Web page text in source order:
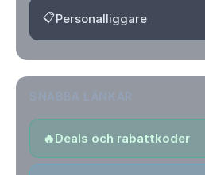
📋Personalliggare
🔥Deals och rabattkoder